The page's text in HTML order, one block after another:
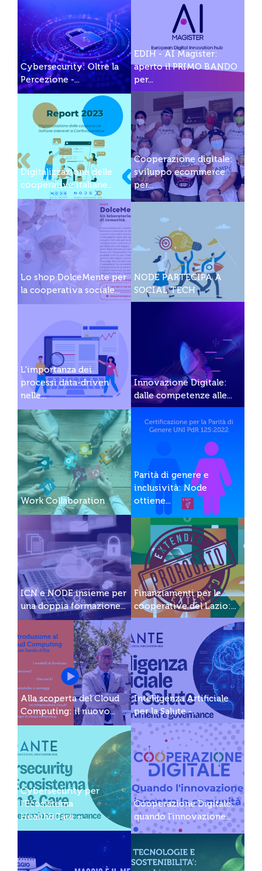
Cybersecurity: Oltre la
Percezione -...
EDIH - AI Magister:
aperto il PRIMO BANDO
per...
Digitalizzazione delle
cooperative italiane...
Cooperazione digitale:
sviluppo ecommerce
per...
Lo shop DolceMente per
la cooperativa sociale...
NODE PARTECIPA A
SOCIAL TECH
L'importanza dei
processi data-driven
nelle...
Innovazione Digitale:
dalle competenze alle...
Work Collaboration
Parità di genere e
inclusività: Node
ottiene...
ICN e NODE insieme per
una doppia formazione...
Finanziamenti per le
cooperative del Lazio:...
Alla scoperta del Cloud
Computing: il nuovo...
Intelligenza Artificiale
per la Salute -...
Cybersecurity per
l’Ecosistema
Health&Care –...
Cooperazione Digitale:
quando l'innovazione...